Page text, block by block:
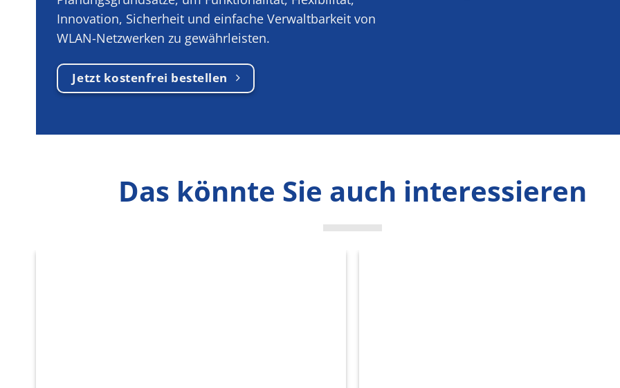
Innovation, Sicherheit und einfache Verwaltbarkeit von
WLAN-Netzwerken zu gewährleisten.
Jetzt kostenfrei bestellen
Das könnte Sie auch interessieren